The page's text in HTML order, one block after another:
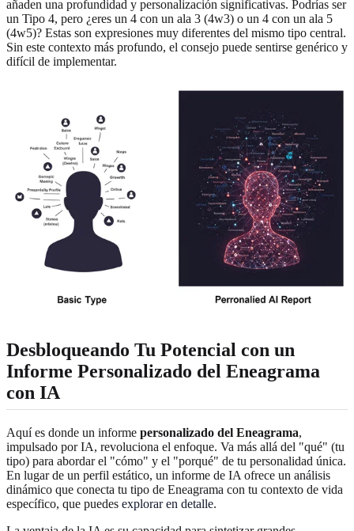
añaden una profundidad y personalización significativas. Podrías ser
un Tipo 4, pero ¿eres un 4 con un ala 3 (4w3) o un 4 con un ala 5
(4w5)? Estas son expresiones muy diferentes del mismo tipo central.
Sin este contexto más profundo, el consejo puede sentirse genérico y
difícil de implementar.
Desbloqueando Tu Potencial con un
Informe Personalizado del Eneagrama
con IA
Aquí es donde un informe personalizado del Eneagrama,
impulsado por IA, revoluciona el enfoque. Va más allá del "qué" (tu
tipo) para abordar el "cómo" y el "porqué" de tu personalidad única.
En lugar de un perfil estático, un informe de IA ofrece un análisis
dinámico que conecta tu tipo de Eneagrama con tu contexto de vida
específico, que puedes explorar en detalle.